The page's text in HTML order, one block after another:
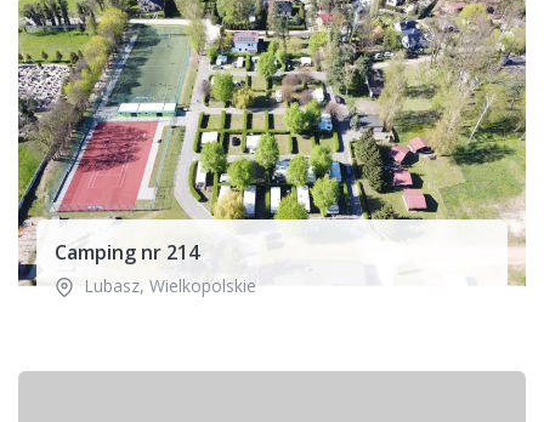
Camping nr 214
Lubasz, Wielkopolskie